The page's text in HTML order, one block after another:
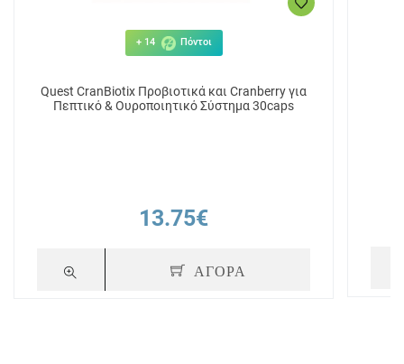
+ 14 Πόντοι
Quest CranBiotix Προβιοτικά και Cranberry για
Πεπτικό & Ουροποιητικό Σύστημα 30caps
13.75€
ΑΓΟΡΑ